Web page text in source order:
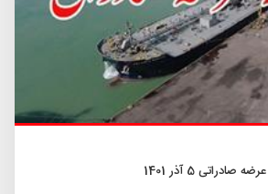
عرضه صادراتی 5 آذر 1401